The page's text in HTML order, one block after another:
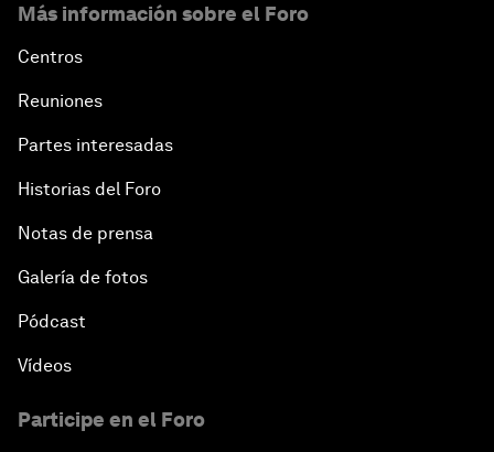
Más información sobre el Foro
Centros
Reuniones
Partes interesadas
Historias del Foro
Notas de prensa
Galería de fotos
Pódcast
Vídeos
Participe en el Foro